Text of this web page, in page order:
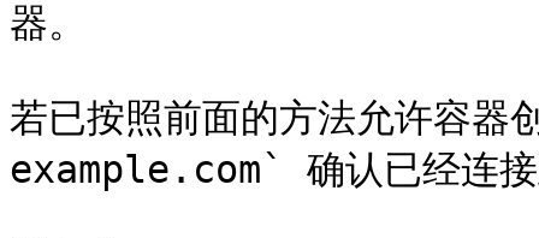
器。
若已按照前面的方法允许容
example.com` 确认已经连接